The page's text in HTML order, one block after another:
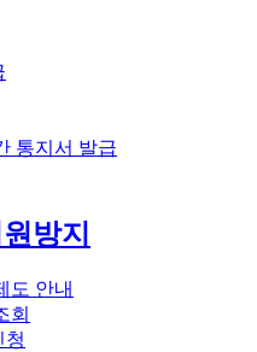
통지서 발급
방지
도 안내
회
청